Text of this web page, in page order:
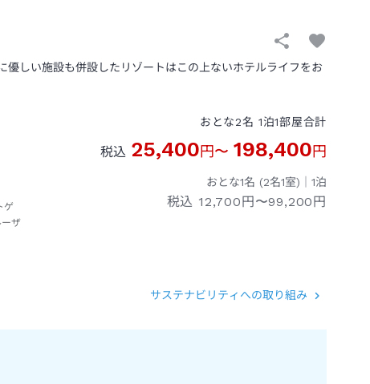
しい施設も併設したリゾートはこの上ないホテルライフをお
ゲ
ザ
おとな2名 1泊1部屋合計
税込 25,400円〜 198,400円
おとな1名 (2名1室)｜ 1泊
税込 12,700円〜99,200円
サステナビリティへの取り組み